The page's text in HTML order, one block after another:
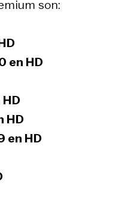
son:
en HD
HD
en HD